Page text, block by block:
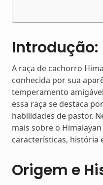
Introdução:
A raça de cachorro
conhecida por sua
temperamento
essa raça se destaca
habilidades de pastor.
mais sobre o
características, história
Origem e